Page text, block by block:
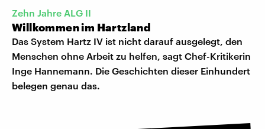
Zehn Jahre ALG II
Willkommen im Hartzland
Das System Hartz IV ist nicht darauf ausgelegt, den
Menschen ohne Arbeit zu helfen, sagt Chef-Kritikerin
Inge Hannemann. Die Geschichten dieser Einhundert
belegen genau das.